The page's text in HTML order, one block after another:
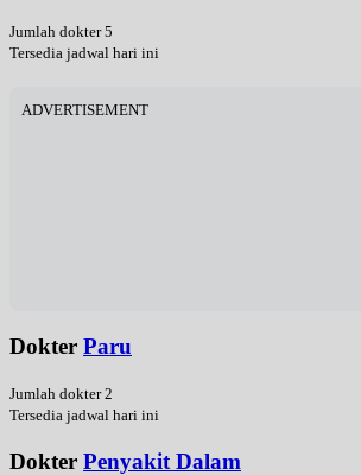
Jumlah dokter 5
Tersedia jadwal hari ini
ADVERTISEMENT
Dokter Paru
Jumlah dokter 2
Tersedia jadwal hari ini
Dokter Penyakit Dalam